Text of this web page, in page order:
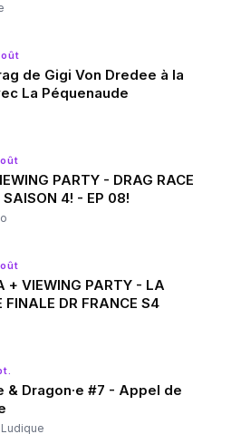
de Gigi Von Dredee à la
La Péquenaude
PARTY - DRAG RACE
SAISON 4! - EP 08!
+ VIEWING PARTY - LA
FINALE DR FRANCE S4
& Dragon·e #7 - Appel de